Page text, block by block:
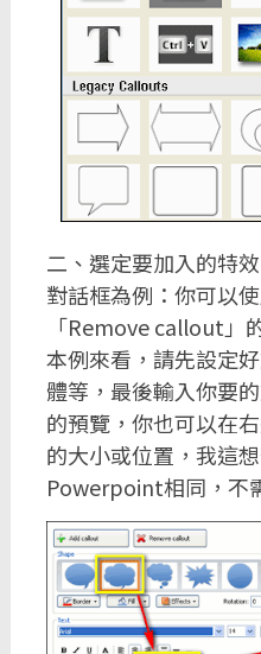
二、選定要加入的特
對話框為例：你可以
「Remove callout」
本例來看，請先設定
體等，最後輸入你要
的預覽，你也可以在
的大小或位置，我這
Powerpoint相同，不